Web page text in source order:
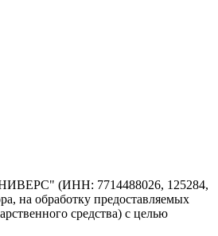
(ИНН: 7714488026, 125284,
на обработку предоставляемых
средства) с целью